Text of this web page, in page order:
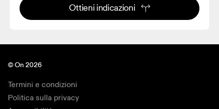
Ottieni indicazioni
© On 2026
Termini e condizioni
Politica sulla privacy